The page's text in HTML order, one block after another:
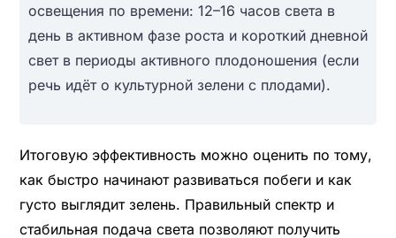
освещения по времени: 12–16 часов света в
день в активном фазе роста и короткий дневной
свет в периоды активного плодоношения (если
речь идёт о культурной зелени с плодами).
Итоговую эффективность можно оценить по тому,
как быстро начинают развиваться побеги и как
густо выглядит зелень. Правильный спектр и
стабильная подача света позволяют получить